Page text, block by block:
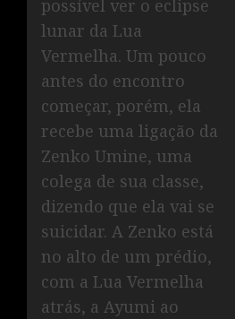
possível ver o eclipse
lunar da Lua
Vermelha. Um pouco
antes do encontro
começar, porém, ela
recebe uma ligação da
Zenko Umine, uma
colega de sua classe,
dizendo que ela vai se
suicidar. A Zenko está
no alto de um prédio,
com a Lua Vermelha
atrás, a Ayumi ao